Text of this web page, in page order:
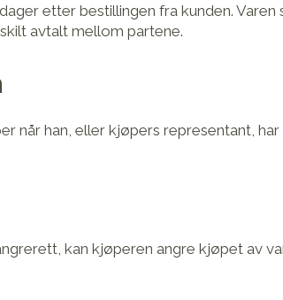
etter bestillingen fra kunden. Varen
avtalt mellom partene.
når han, eller kjøpers representant,
kan kjøperen angre kjøpet av